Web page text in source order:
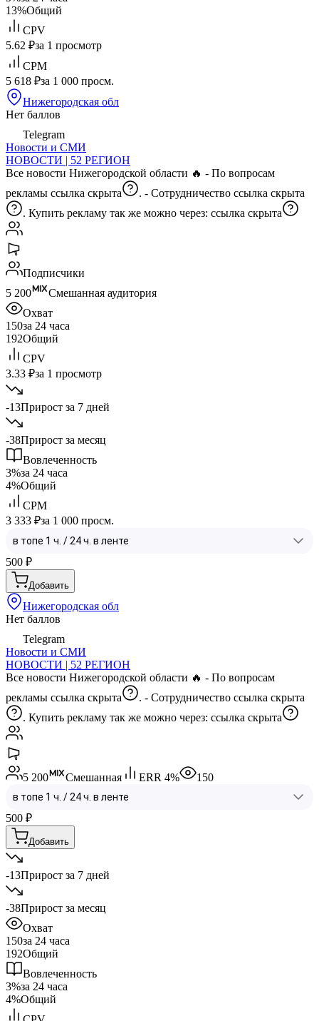
13%Общий
CPV
5.62 ₽за 1 просмотр
CPM
5 618 ₽за 1 000 просм.
Нижегородская обл
Нет баллов
Telegram
Новости и СМИ
НОВОСТИ | 52 РЕГИОН
Все новости Нижегородской области 🔥 - По вопросам
рекламы ссылка скрыта . - Сотрудничество ссылка скрыта
. Купить рекламу так же можно через: ссылка скрыта
Подписчики
5 200
Смешанная аудитория
Охват
150за 24 часа
192Общий
CPV
3.33 ₽за 1 просмотр
-13Прирост за 7 дней
-38Прирост за месяц
Вовлеченность
3%за 24 часа
4%Общий
CPM
3 333 ₽за 1 000 просм.
500 ₽
Добавить
Нижегородская обл
Нет баллов
Telegram
Новости и СМИ
НОВОСТИ | 52 РЕГИОН
Все новости Нижегородской области 🔥 - По вопросам
рекламы ссылка скрыта . - Сотрудничество ссылка скрыта
. Купить рекламу так же можно через: ссылка скрыта
5 200 Смешанная ERR 4% 150
500 ₽
Добавить
-13Прирост за 7 дней
-38Прирост за месяц
Охват
150за 24 часа
192Общий
Вовлеченность
3%за 24 часа
4%Общий